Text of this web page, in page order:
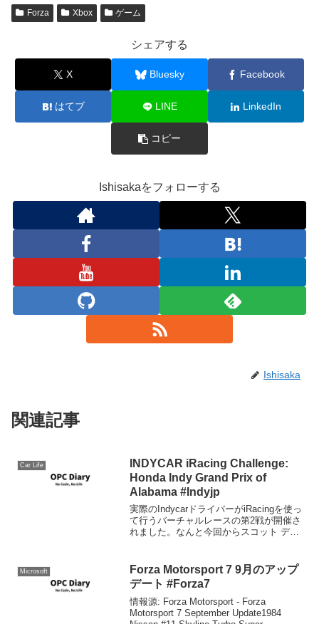
Forza Xbox ゲーム
シェアする
X Bluesky Facebook
はてブ LINE LinkedIn
コピー
Ishisakaをフォローする
Ishisaka
関連記事
Car Life
INDYCAR iRacing Challenge:
Honda Indy Grand Prix of
Alabama #Indyjp
実際のIndycarドライバーがiRacingを使っ
て行うバーチャルレースの第2戦が開催さ
れました。なんと今回からスコット ディ
ー嫌いを公言しているので最後まで参戦
しな...
Microsoft
Forza Motorsport 7 9月のアップ
デート #Forza7
情報源: Forza Motorsport - Forza
Motorsport 7 September Update1984